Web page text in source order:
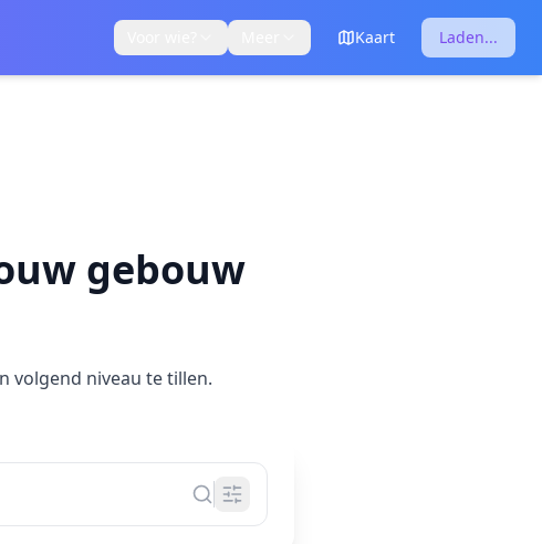
Kaart Laden...
gebouw
volgend niveau te tillen.